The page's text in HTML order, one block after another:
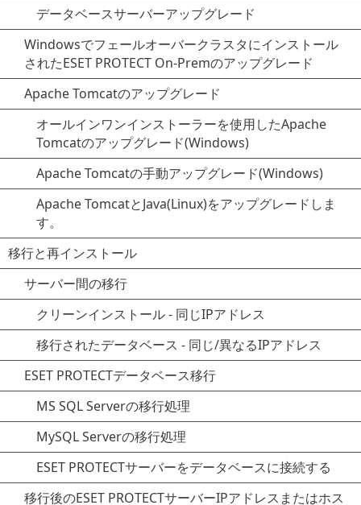
データベースサーバーアップグレード
Windowsでフェールオーバークラスタにインストール
されたESET PROTECT On-Premのアップグレード
Apache Tomcatのアップグレード
オールインワンインストーラーを使用したApache
Tomcatのアップグレード(Windows)
Apache Tomcatの手動アップグレード(Windows)
Apache TomcatとJava(Linux)をアップグレードしま
す。
移行と再インストール
サーバー間の移行
クリーンインストール - 同じIPアドレス
移行されたデータベース - 同じ/異なるIPアドレス
ESET PROTECTデータベース移行
MS SQL Serverの移行処理
MySQL Serverの移行処理
ESET PROTECTサーバーをデータベースに接続する
移行後のESET PROTECTサーバーIPアドレスまたはホス